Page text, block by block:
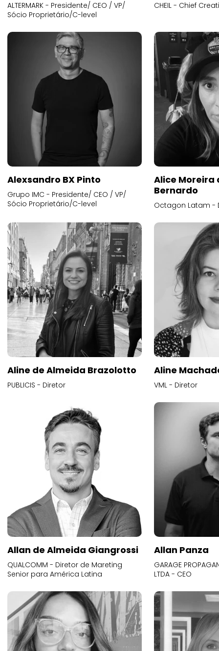
ALTERMARK - Presidente/ CEO / VP/
Sócio Proprietário/C-level
CHEIL - Chief
Alexsandro BX Pinto
Grupo IMC - Presidente/ CEO / VP/
Sócio Proprietário/C-level
Alice
Bernardo
Octagon Latam -
Aline de Almeida Brazolotto
PUBLICIS - Diretor
Aline
VML - Diretor
Allan de Almeida Giangrossi
QUALCOMM - Diretor de Mareting
Senior para América Latina
Allan Panza
GARAGE
LTDA - CEO